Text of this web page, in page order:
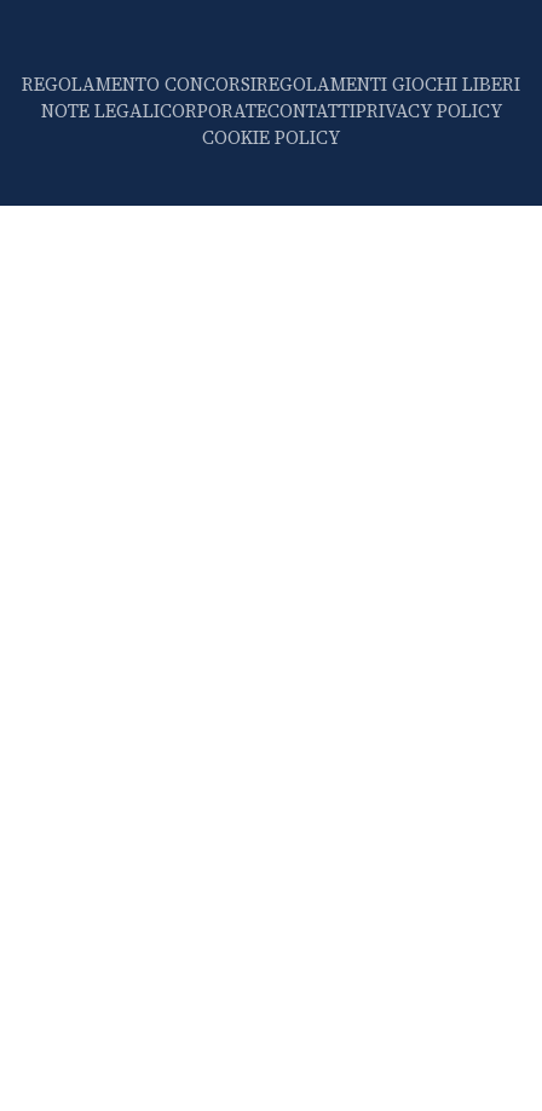
REGOLAMENTO CONCORSIREGOLAMENTI GIOCHI LIBERI
NOTE LEGALICORPORATECONTATTIPRIVACY POLICY
COOKIE POLICY